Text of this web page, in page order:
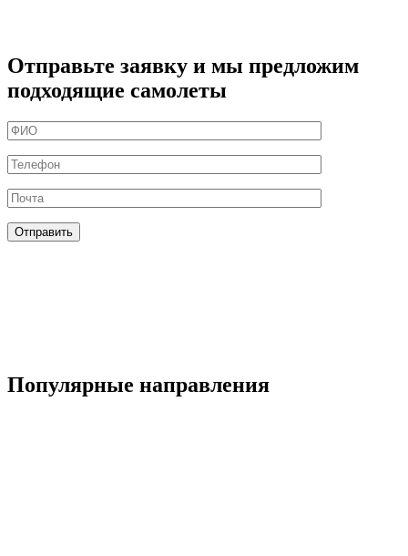
Отправьте заявку и мы предложим
подходящие самолеты
Популярные направления